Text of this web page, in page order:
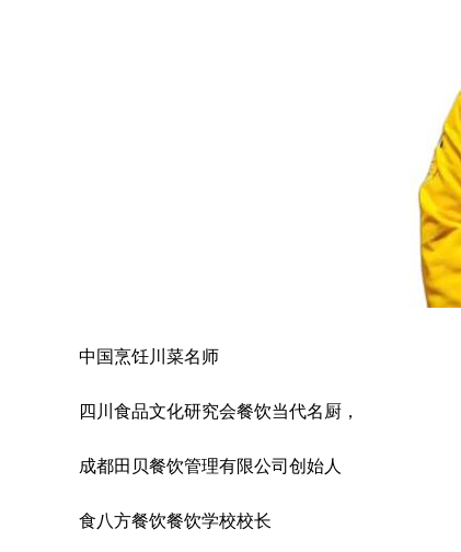
中国烹饪川菜名师
四川食品文化研究会餐饮当代名厨，
成都田贝餐饮管理有限公司创始人
食八方餐饮餐饮学校校长